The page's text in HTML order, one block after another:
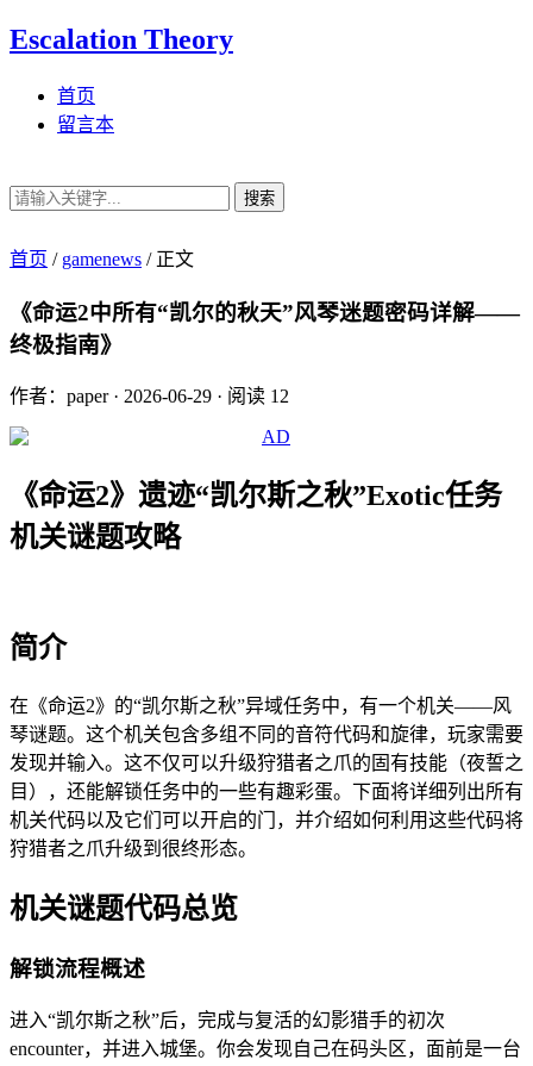
Escalation Theory
首页
留言本
搜索
首页 / gamenews /正文
《命运2中所有“凯尔的秋天”风琴迷题密码详解——
终极指南》
作者：paper· 2026-06-29 · 阅读 12
《命运2》遗迹“凯尔斯之秋”Exotic任务
机关谜题攻略
简介
在《命运2》的“凯尔斯之秋”异域任务中，有一个机关——风
琴谜题。这个机关包含多组不同的音符代码和旋律，玩家需要
发现并输入。这不仅可以升级狩猎者之爪的固有技能（夜誓之
目），还能解锁任务中的一些有趣彩蛋。下面将详细列出所有
机关代码以及它们可以开启的门，并介绍如何利用这些代码将
狩猎者之爪升级到很终形态。
机关谜题代码总览
解锁流程概述
进入“凯尔斯之秋”后，完成与复活的幻影猎手的初次
encounter，并进入城堡。你会发现自己在码头区，面前是一台